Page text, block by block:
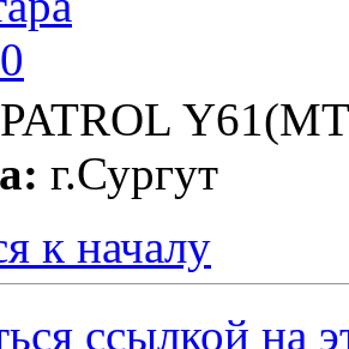
PATROL
г.Сургут
к началу